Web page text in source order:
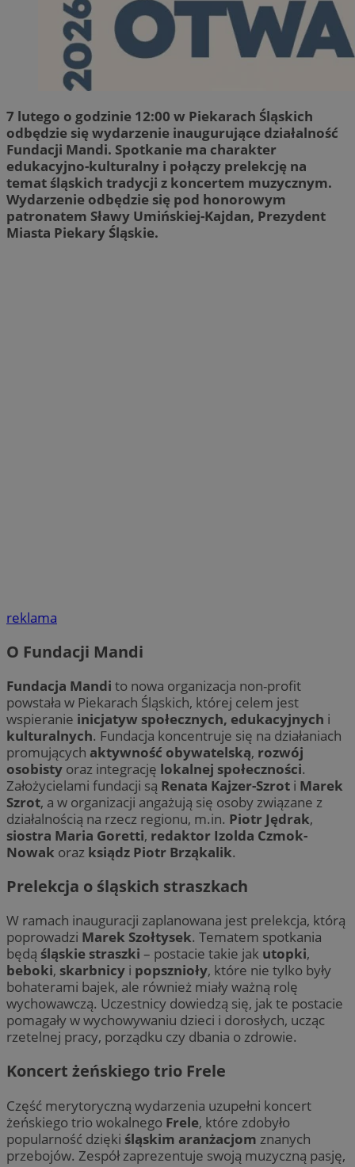
7 lutego o godzinie 12:00 w Piekarach Śląskich
odbędzie się wydarzenie inaugurujące działalność
Fundacji Mandi. Spotkanie ma charakter
edukacyjno-kulturalny i połączy prelekcję na
temat śląskich tradycji z koncertem muzycznym.
Wydarzenie odbędzie się pod honorowym
patronatem Sławy Umińskiej-Kajdan, Prezydent
Miasta Piekary Śląskie.
reklama
O Fundacji Mandi
Fundacja Mandi to nowa organizacja non-profit
powstała w Piekarach Śląskich, której celem jest
wspieranie inicjatyw społecznych, edukacyjnych i
kulturalnych. Fundacja koncentruje się na działaniach
promujących aktywność obywatelską, rozwój
osobisty oraz integrację lokalnej społeczności.
Założycielami fundacji są Renata Kajzer-Szrot i Marek
Szrot, a w organizacji angażują się osoby związane z
działalnością na rzecz regionu, m.in. Piotr Jędrak,
siostra Maria Goretti, redaktor Izolda Czmok-
Nowak oraz ksiądz Piotr Brząkalik.
Prelekcja o śląskich straszkach
W ramach inauguracji zaplanowana jest prelekcja, którą
poprowadzi Marek Szołtysek. Tematem spotkania
będą śląskie straszki – postacie takie jak utopki,
beboki, skarbnicy i popsznioły, które nie tylko były
bohaterami bajek, ale również miały ważną rolę
wychowawczą. Uczestnicy dowiedzą się, jak te postacie
pomagały w wychowywaniu dzieci i dorosłych, ucząc
rzetelnej pracy, porządku czy dbania o zdrowie.
Koncert żeńskiego trio Frele
Część merytoryczną wydarzenia uzupełni koncert
żeńskiego trio wokalnego Frele, które zdobyło
popularność dzięki śląskim aranżacjom znanych
przebojów. Zespół zaprezentuje swoją muzyczną pasję,